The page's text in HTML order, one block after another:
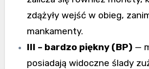
zdążyły wejść w obieg,
mankamenty.
III – bardzo piękny (BP) —
posiadają widoczne ślady